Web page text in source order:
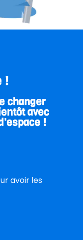
!
changer
avec
!
avoir les